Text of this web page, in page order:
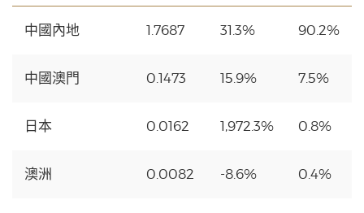
中國內地 1.7687 31.3% 90.2%
中國澳門 0.1473 15.9% 7.5%
日本 0.0162 1,972.3% 0.8%
澳洲 0.0082 -8.6% 0.4%